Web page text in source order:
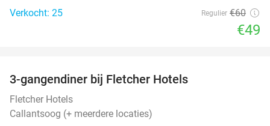
Verkocht: 25
Regulier €60
€49
3-gangendiner bij Fletcher Hotels
Fletcher Hotels
Callantsoog (+ meerdere locaties)